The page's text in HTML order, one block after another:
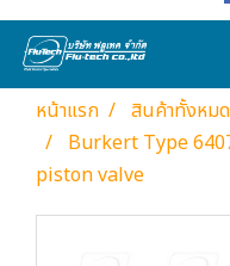
หน้าแรก สินค้าทั้งหมด
Burkert Type
piston valve